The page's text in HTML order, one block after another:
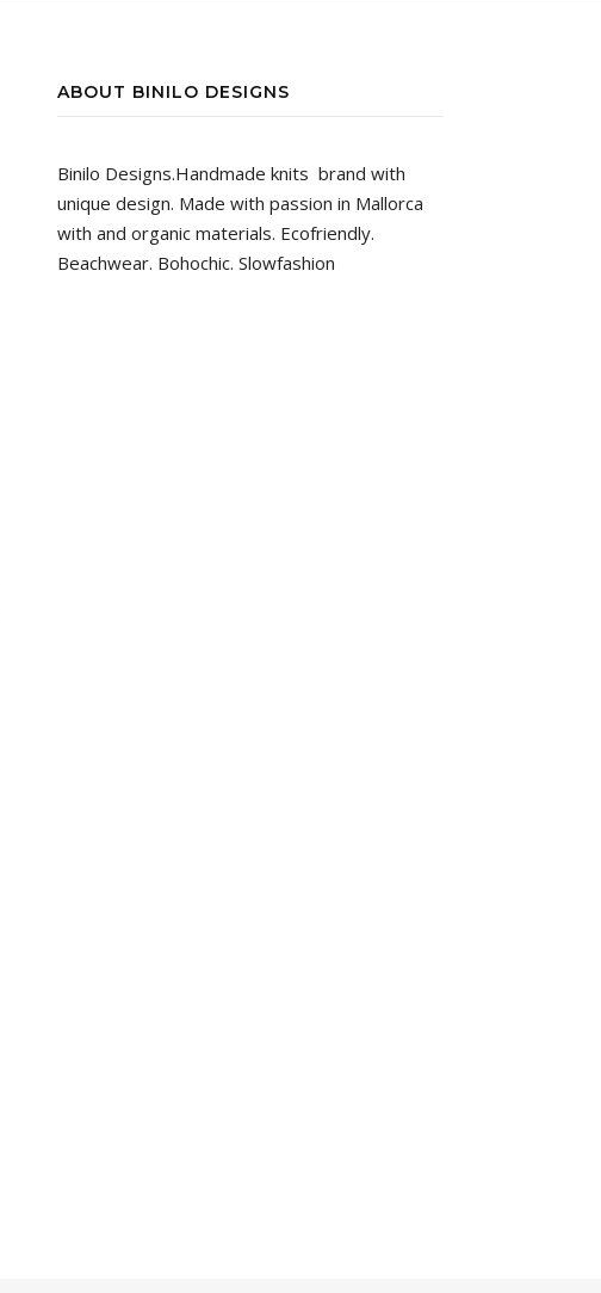
ABOUT BINILO DESIGNS
Binilo Designs.Handmade knits brand with
unique design. Made with passion in Mallorca
with and organic materials. Ecofriendly.
Beachwear. Bohochic. Slowfashion